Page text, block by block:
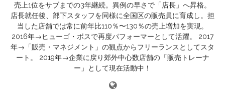
売上1位をサブまでの3年継続。異例の早さで「店長」へ昇格。
店長就任後、部下スタッフを同様に全国区の販売員に育成し。担
当した店舗では常に前年比110％〜130％の売上増加を実現。
2016年→ヒューゴ・ボスで再度パフォーマーとして活躍。 2017
年→「販売・マネジメント」の観点からフリーランスとしてスタ
ート。 2019年→企業に戻り郊外中心数店舗の「販売トレーナ
ー」として現在活動中！